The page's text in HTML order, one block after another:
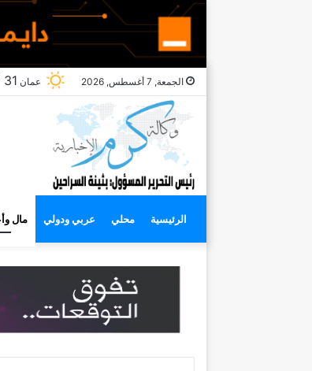
الجمعة, 7 أغسطس, 2026 عمان 31
الرئيسية محلي عربي ودولي مال